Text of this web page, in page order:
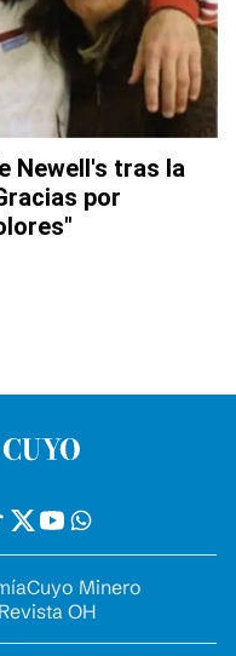
Newell's tras la
por
Cuyo Minero
OH